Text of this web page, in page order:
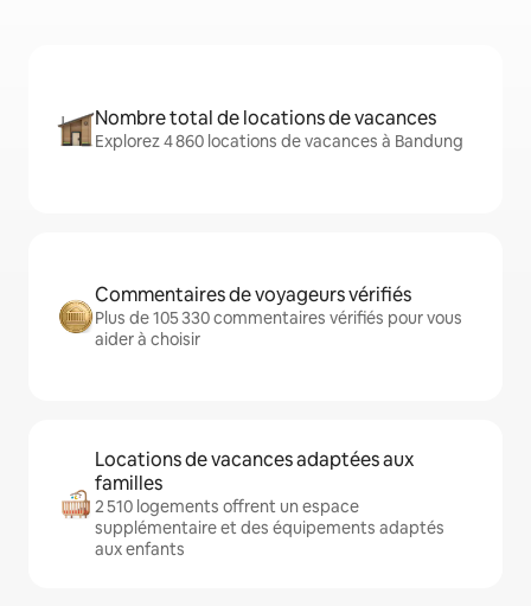
Nombre total de locations de vacances
Explorez 4 860 locations de vacances à Bandung
Commentaires de voyageurs vérifiés
Plus de 105 330 commentaires vérifiés pour vous
aider à choisir
Locations de vacances adaptées aux
familles
2 510 logements offrent un espace
supplémentaire et des équipements adaptés
aux enfants